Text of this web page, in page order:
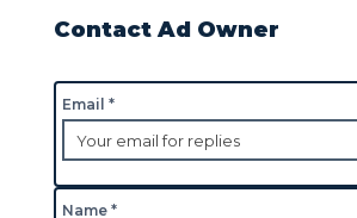
Contact Ad Owner
Email *
Name *